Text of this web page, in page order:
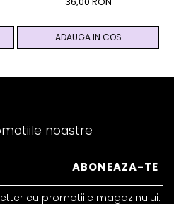
ADAUGA IN COS
noastre
cu promotiile magazinului.